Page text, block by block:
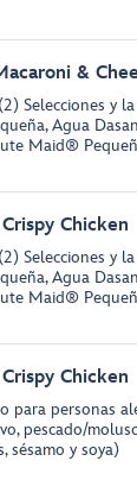
&
Selecciones y
Agua
Maid®
Chicken
Selecciones y
Agua
Maid®
Chicken
para personas
pescado/
sésamo y soya)